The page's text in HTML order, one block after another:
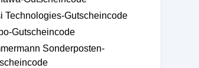
Technologies-Gutscheincode
Gutscheincode
Sonderposten-